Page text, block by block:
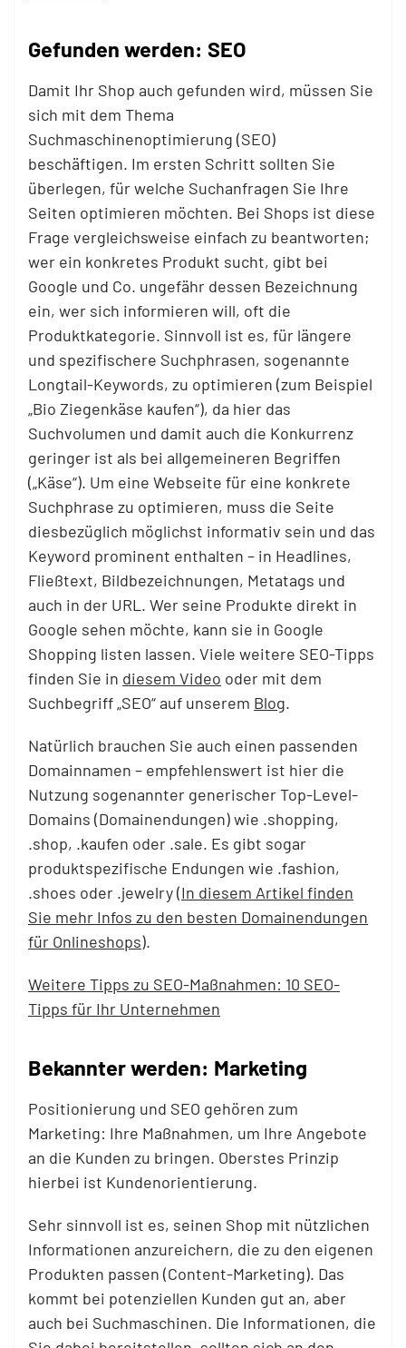
Gefunden werden: SEO
Damit Ihr Shop auch gefunden wird, müssen Sie
sich mit dem Thema
Suchmaschinenoptimierung (SEO)
beschäftigen. Im ersten Schritt sollten Sie
überlegen, für welche Suchanfragen Sie Ihre
Seiten optimieren möchten. Bei Shops ist diese
Frage vergleichsweise einfach zu beantworten;
wer ein konkretes Produkt sucht, gibt bei
Google und Co. ungefähr dessen Bezeichnung
ein, wer sich informieren will, oft die
Produktkategorie. Sinnvoll ist es, für längere
und spezifischere Suchphrasen, sogenannte
Longtail-Keywords, zu optimieren (zum Beispiel
„Bio Ziegenkäse kaufen“), da hier das
Suchvolumen und damit auch die Konkurrenz
geringer ist als bei allgemeineren Begriffen
(„Käse“). Um eine Webseite für eine konkrete
Suchphrase zu optimieren, muss die Seite
diesbezüglich möglichst informativ sein und das
Keyword prominent enthalten – in Headlines,
Fließtext, Bildbezeichnungen, Metatags und
auch in der URL. Wer seine Produkte direkt in
Google sehen möchte, kann sie in Google
Shopping listen lassen. Viele weitere SEO-Tipps
finden Sie in diesem Video oder mit dem
Suchbegriff „SEO“ auf unserem Blog.
Natürlich brauchen Sie auch einen passenden
Domainnamen – empfehlenswert ist hier die
Nutzung sogenannter generischer Top-Level-
Domains (Domainendungen) wie .shopping,
.shop, .kaufen oder .sale. Es gibt sogar
produktspezifische Endungen wie .fashion,
.shoes oder .jewelry (In diesem Artikel finden
Sie mehr Infos zu den besten Domainendungen
für Onlineshops).
Weitere Tipps zu SEO-Maßnahmen: 10 SEO-
Tipps für Ihr Unternehmen
Bekannter werden: Marketing
Positionierung und SEO gehören zum
Marketing: Ihre Maßnahmen, um Ihre Angebote
an die Kunden zu bringen. Oberstes Prinzip
hierbei ist Kundenorientierung.
Sehr sinnvoll ist es, seinen Shop mit nützlichen
Informationen anzureichern, die zu den eigenen
Produkten passen (Content-Marketing). Das
kommt bei potenziellen Kunden gut an, aber
auch bei Suchmaschinen. Die Informationen, die